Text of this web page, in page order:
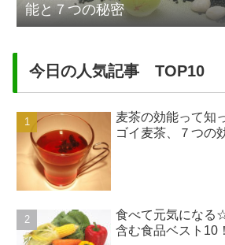
能と７つの秘密
今日の人気記事 TOP10
麦茶の効能って知
ゴイ麦茶、７つの
食べて元気になる
含む食品ベスト10